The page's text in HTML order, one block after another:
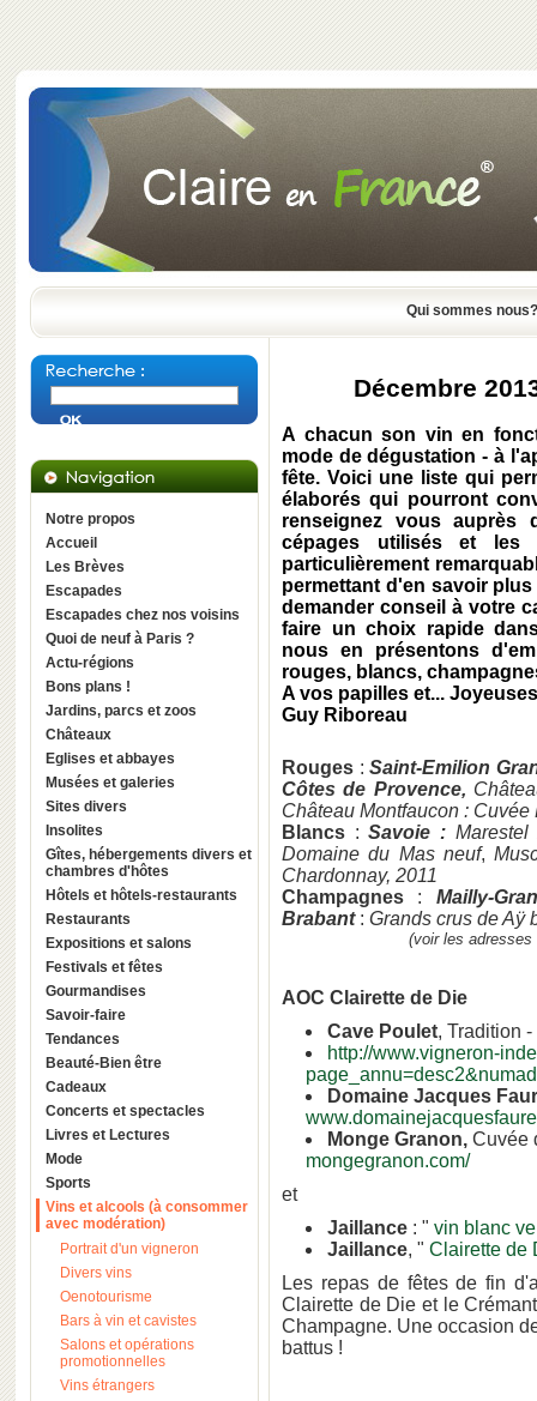
Qui sommes nous?
Notre propos
Accueil
Les Brèves
Escapades
Escapades chez nos voisins
Quoi de neuf à Paris ?
Actu-régions
Bons plans !
Jardins, parcs et zoos
Châteaux
Eglises et abbayes
Musées et galeries
Sites divers
Insolites
Gîtes, hébergements divers et
chambres d'hôtes
Hôtels et hôtels-restaurants
Restaurants
Expositions et salons
Festivals et fêtes
Gourmandises
Savoir-faire
Tendances
Beauté-Bien être
Cadeaux
Concerts et spectacles
Livres et Lectures
Mode
Sports
Vins et alcools (à consommer
avec modération)
Portrait d'un vigneron
Divers vins
Oenotourisme
Bars à vin et cavistes
Salons et opérations
promotionnelles
Vins étrangers
Décembre
A chacun son vin en
mode de dégustation - à
fête. Voici une liste qui
élaborés qui pourront
renseignez vous auprès
cépages utilisés et les
particulièrement
permettant d'en savoir
demander conseil à votre
faire un choix rapide
nous en présentons
rouges, blancs,
A vos papilles et...
Guy Riboreau
Rouges :Saint-Emilion
Côtes de Provence,
Château Montfaucon :
Blancs :Savoie :
Domaine du Mas neuf,
Chardonnay, 2011
Champagnes : Mailly-
Brabant: Grands crus de Aÿ
(voir les
AOC Clairette de Die
Cave Poulet, Tradition -
http://www.vigneron-
Domaine Jacques
Monge Granon, Cuvée
mongegranon.com/
et
Jaillance : " vin blanc
Jaillance, " Clairette de
Les repas de fêtes de fin
Clairette de Die et le
Champagne. Une occasion
battus !